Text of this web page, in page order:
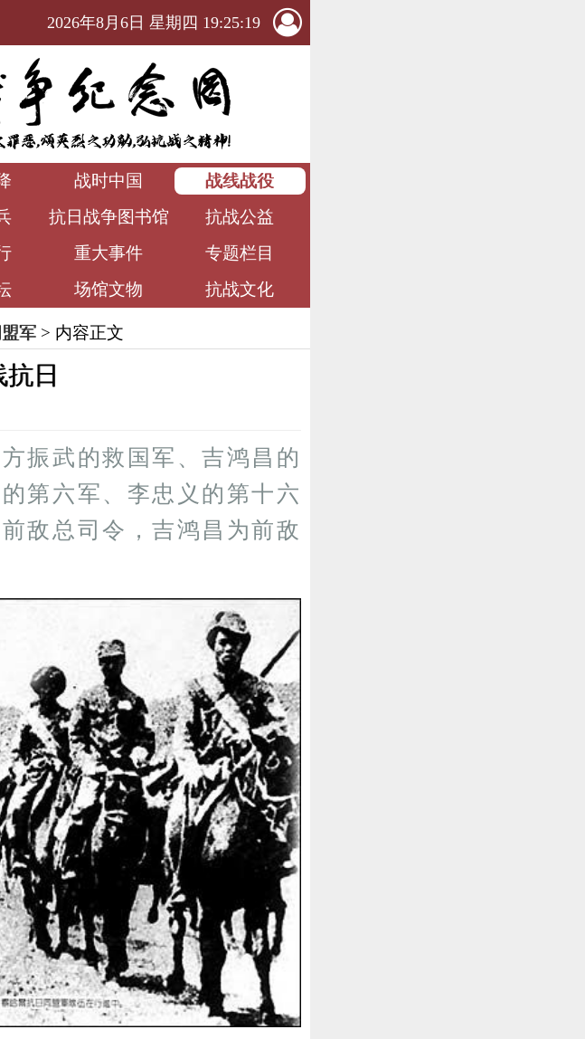
2026年8月6日 星期四 19:25:20
战时中国
战线战役
抗日战争图书馆
抗战公益
重大事件
专题栏目
场馆文物 抗战文化
军 > 内容正文
日
振武的救国军、吉鸿昌的
第六军、李忠义的第十六
敌总司令，吉鸿昌为前敌